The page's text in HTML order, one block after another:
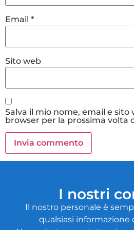
Email *
Sito web
Salva il mio nome, email e sito
browser per la prossima volta
I nostri
Il nostro personale è
qualsiasi informazione